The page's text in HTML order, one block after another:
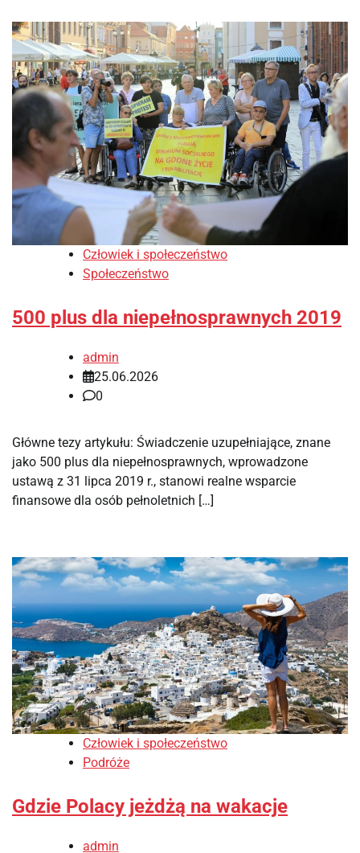
Człowiek i społeczeństwo
Społeczeństwo
500 plus dla niepełnosprawnych 2019
admin
25.06.2026
0
Główne tezy artykułu: Świadczenie uzupełniające, znane
jako 500 plus dla niepełnosprawnych, wprowadzone
ustawą z 31 lipca 2019 r., stanowi realne wsparcie
finansowe dla osób pełnoletnich […]
Człowiek i społeczeństwo
Podróże
Gdzie Polacy jeżdżą na wakacje
admin